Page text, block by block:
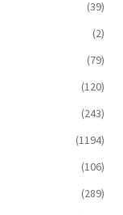
(39)
(2)
(79)
(120)
(243)
(1194)
(106)
(289)